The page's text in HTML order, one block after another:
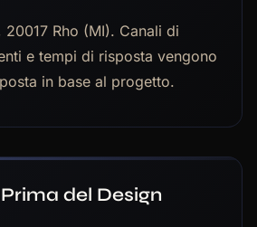
Rho (MI). Canali di
e tempi di risposta vengono
in base al progetto.
del Design